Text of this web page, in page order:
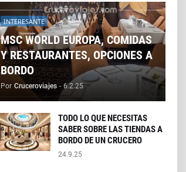
INTERESANTE
MSC WORLD EUROPA, COMIDAS
Y RESTAURANTES, OPCIONES A
BORDO
Por Cruceroviajes - 6.2.25
TODO LO QUE NECESITAS
SABER SOBRE LAS TIENDAS A
BORDO DE UN CRUCERO
24.9.25